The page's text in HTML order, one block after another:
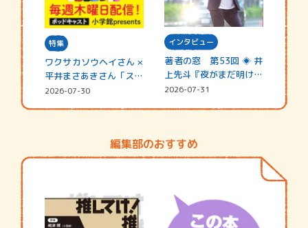
特集
ワクサカソウヘイさん ×
平井まさあきさん「スペ
シャ…
2026-07-30
インタビュー
著者の窓 第53回 ◈ 井
上先斗『夜がまだ明けな
い』
2026-07-31
編集部のおすすめ